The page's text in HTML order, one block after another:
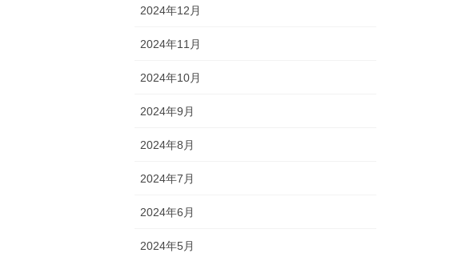
2024年12月
2024年11月
2024年10月
2024年9月
2024年8月
2024年7月
2024年6月
2024年5月